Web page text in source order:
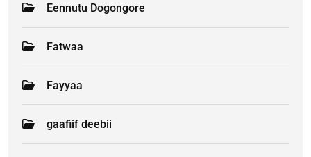
Eennutu Dogongore
Fatwaa
Fayyaa
gaafiif deebii